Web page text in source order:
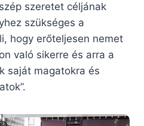
szeretet céljának
szükséges a
hogy erőteljesen nemet
való sikerre és arra a
saját magatokra és